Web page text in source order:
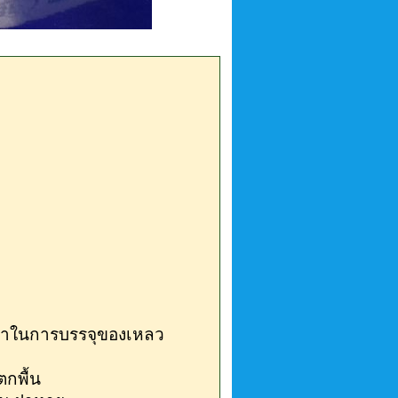
นการบรรจุของเหลว
กพื้น